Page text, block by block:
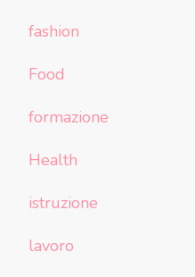
fashion
Food
formazione
Health
istruzione
lavoro